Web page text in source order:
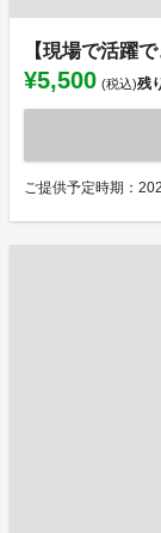
【現場で活躍
¥5,500 (税込)残
ご提供予定時期：